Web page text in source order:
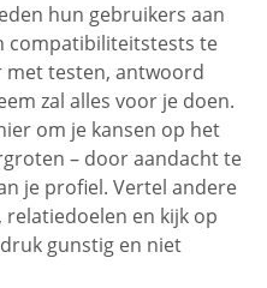
hun gebruikers aan
compatibiliteitstests te
met testen, antwoord
zal alles voor je doen.
om je kansen op het
– door aandacht te
je profiel. Vertel andere
relatiedoelen en kijk op
gunstig en niet